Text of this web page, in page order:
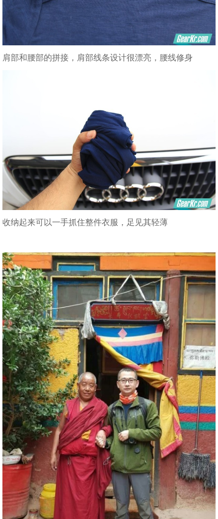
肩部和腰部的拼接，肩部线条设计很漂亮，腰线修身
收纳起来可以一手抓住整件衣服，足见其轻薄